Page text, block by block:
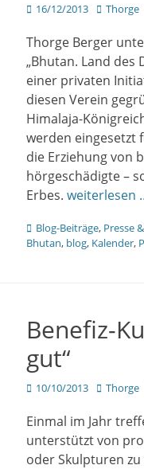
Veröffentlicht
16/12/2013 Author
Thorge
Thorge Berger
„Bhutan. Land des
einer privaten
diesen Verein
Himalaja-
werden eingesetzt
die Erziehung von
hörgeschädigte –
Erbes. weiterlesen
Kategorien
Blog-Beiträge, Presse
Bhutan, blog, Kalender,
Benefiz-
gut“
Veröffentlicht
10/10/2013 Author
Thorge
Einmal im Jahr
unterstützt von
oder Skulpturen